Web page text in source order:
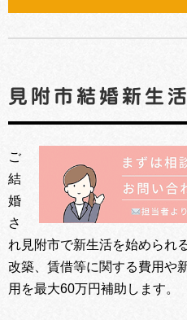
見附市結婚新生
ご
結
婚
さ
れ見附市で新生活を始められ
改築、賃借等に関する費用や
用を最大60万円補助します。